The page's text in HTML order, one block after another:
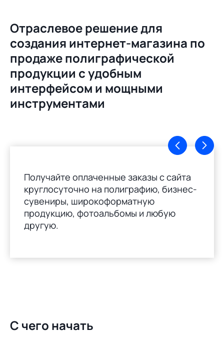
Отраслевое решение для
создания интернет-магазина по
продаже полиграфической
продукции с удобным
интерфейсом и мощными
инструментами
Получайте оплаченные заказы с сайта
круглосуточно на полиграфию, бизнес-
сувениры, широкоформатную
продукцию, фотоальбомы и любую
другую.
С чего начать